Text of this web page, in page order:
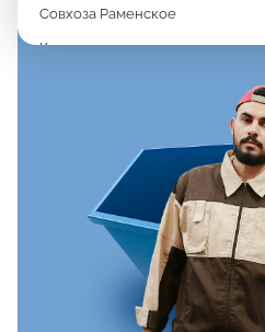
Совхоза Раменское
Константиново
Клишева
Агрохимстанции РАОС